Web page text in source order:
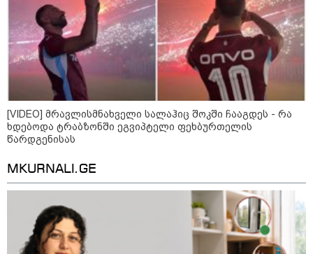
09:52 / 07-08-2026
"რაკეტები ჩვენც გვჭირდება" - დონალდ
ტრამპი უკრაინისთვის Patriot-ის
რაკეტების გაგზავნაზე
ქვეყნებშია ბენზინი ყველაზე
ძვირი და ყველაზე იაფი
[VIDEO] მრავლისმნახველი სალაჰიც შოკში ჩააგდეს - რა
ხდებოდა ტრაბზონში ეგვიპტელი ფეხბურთელის
წარდგენისას
MKURNALI.GE